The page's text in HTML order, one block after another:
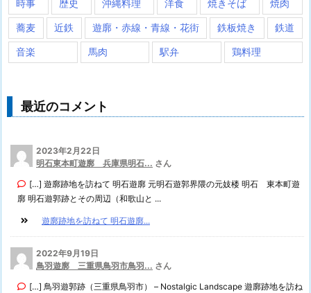
時事 歴史 沖縄料理 洋食 焼きそば 焼肉
蕎麦 近鉄 遊廓・赤線・青線・花街 鉄板焼き 鉄道
音楽 馬肉 駅弁 鶏料理
最近のコメント
2023年2月22日
明石東本町遊廓 兵庫県明石... さん
[…] 遊廓跡地を訪ねて 明石遊廓 元明石遊郭界隈の元妓楼 明石 東本町遊
廓 明石遊郭跡とその周辺（和歌山と ...
遊廓跡地を訪ねて 明石遊廓...
2022年9月19日
鳥羽遊廓 三重県鳥羽市鳥羽... さん
[…] 鳥羽遊郭跡（三重県鳥羽市） – Nostalgic Landscape 遊廓跡地を訪ね